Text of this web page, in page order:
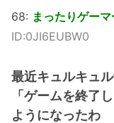
68: まったりゲー
ID:0JI6EUBW0
最近キュルキュ
「ゲームを終了
ようになったわ